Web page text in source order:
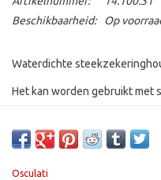
Beschikbaarheid:
Op
Waterdichte
Het kan worden gebruikt met
Osculati